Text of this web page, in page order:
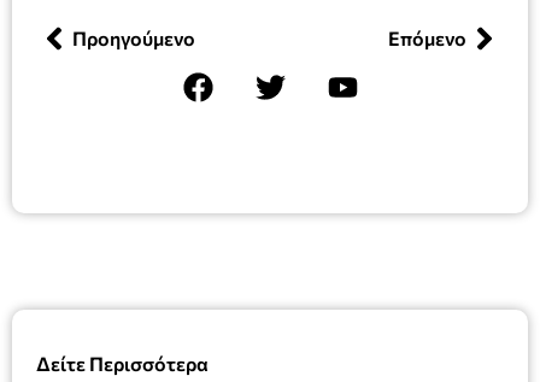
Δείτε Περισσότερα
Προηγούμενο Επόμενο